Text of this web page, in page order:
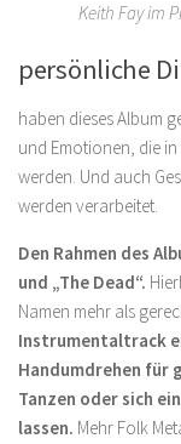
Keith Fay im
persönliche
haben dieses Album
und Emotionen, die
werden. Und auch
werden verarbeitet.
Den Rahmen des
und „The Dead“.
Namen mehr als
Instrumentaltrack
Handumdrehen für
Tanzen oder sich
lassen. Mehr Folk